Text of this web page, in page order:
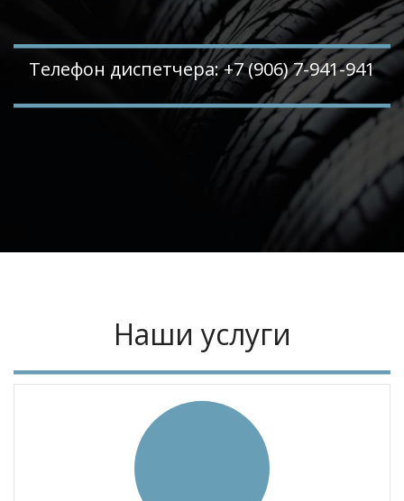
Телефон диспетчера: +7 (906) 7-941-941
Наши услуги